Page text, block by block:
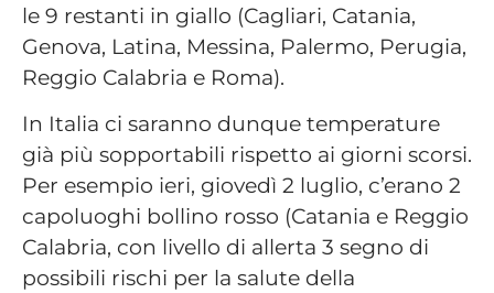
le 9 restanti in giallo (Cagliari, Catania,
Genova, Latina, Messina, Palermo, Perugia,
Reggio Calabria e Roma).
In Italia ci saranno dunque temperature
già più sopportabili rispetto ai giorni scorsi.
Per esempio ieri, giovedì 2 luglio, c’erano 2
capoluoghi bollino rosso (Catania e Reggio
Calabria, con livello di allerta 3 segno di
possibili rischi per la salute della